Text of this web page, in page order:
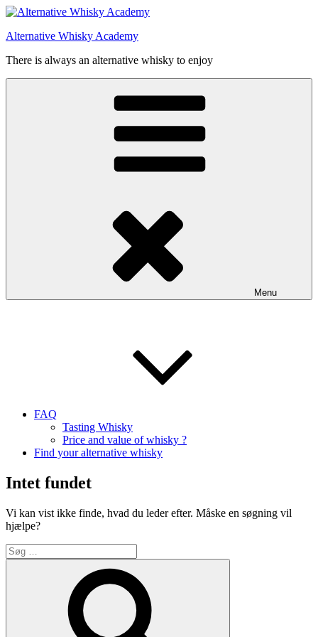
Videre
indhold
Alternative Whisky Academy
There is always an alternative whisky to enjoy
Menu
FAQ
Tasting Whisky
Price and value of whisky ?
Find your alternative whisky
Intet fundet
Vi kan vist ikke finde, hvad du leder efter. Måske en søgning vil
hjælpe?
Søg
efter: